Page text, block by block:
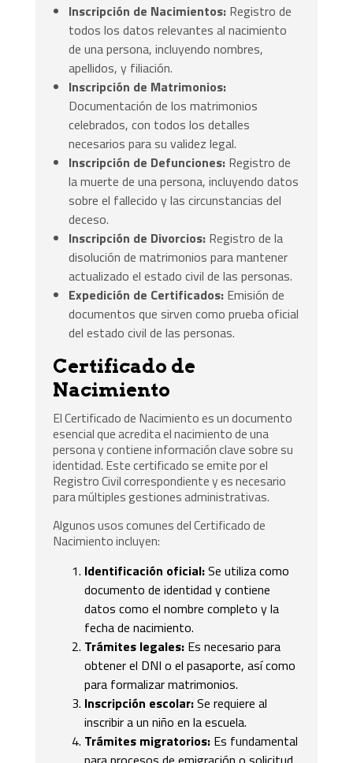
Inscripción de Nacimientos: Registro de
todos los datos relevantes al nacimiento
de una persona, incluyendo nombres,
apellidos, y filiación.
Inscripción de Matrimonios:
Documentación de los matrimonios
celebrados, con todos los detalles
necesarios para su validez legal.
Inscripción de Defunciones: Registro de
la muerte de una persona, incluyendo datos
sobre el fallecido y las circunstancias del
deceso.
Inscripción de Divorcios: Registro de la
disolución de matrimonios para mantener
actualizado el estado civil de las personas.
Expedición de Certificados: Emisión de
documentos que sirven como prueba oficial
del estado civil de las personas.
Certificado de
Nacimiento
El Certificado de Nacimiento es un documento
esencial que acredita el nacimiento de una
persona y contiene información clave sobre su
identidad. Este certificado se emite por el
Registro Civil correspondiente y es necesario
para múltiples gestiones administrativas.
Algunos usos comunes del Certificado de
Nacimiento incluyen:
Identificación oficial:Se utiliza como
documento de identidad y contiene
datos como el nombre completo y la
fecha de nacimiento.
Trámites legales: Es necesario para
obtener el DNI o el pasaporte, así como
para formalizar matrimonios.
Inscripción escolar:Se requiere al
inscribir a un niño en la escuela.
Trámites migratorios: Es fundamental